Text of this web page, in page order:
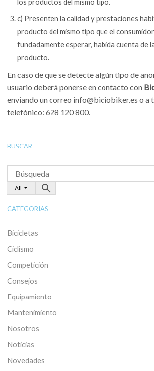
los productos del mismo tipo.
c) Presenten la calidad y prestaciones
producto del mismo tipo que el
fundadamente esperar, habida cuenta de
producto.
En caso de que se detecte algún tipo de
usuario deberá ponerse en contacto con
enviando un correo info@biciobiker.es o a
telefónico: 628 120 800.
BUSCAR
All
CATEGORIAS
Bicicletas
Ciclismo
Competición
Consejos
Equipamiento
Mantenimiento
Nosotros
Noticias
Novedades